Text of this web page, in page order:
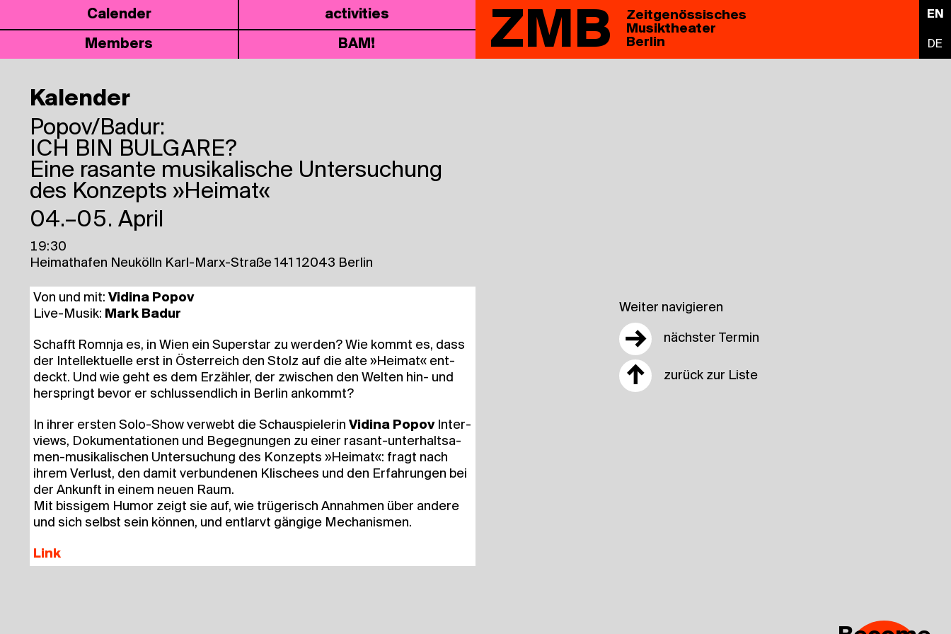
Calen­der
acti­vi­ties
Mem­bers
BAM!
EN
DE
ZMB
Zeitgenössisches
Musiktheater
Berlin
Weiter navigieren
→ nächster Termin
↑ zurück zur Liste
Kalender
Popov/Badur:
ICH BIN BULGARE?
Eine rasante musikalische Untersuchung
des Konzepts »Heimat«
04.–05. April
19:30
Heimathafen Neukölln Karl-Marx-Straße 141 12043 Berlin
Von und mit:Vidi­na Popov
Live-Musik: Mark Badur
Schafft Romnja es, in Wien ein Super­star zu wer­den? Wie kommt es, dass
der Intel­lek­tu­el­le erst in Öster­reich den Stolz auf die alte »Hei­mat« ent­
deckt. Und wie geht es dem Erzäh­ler, der zwi­schen den Wel­ten hin- und
her­springt bevor er schluss­end­lich in Ber­lin ankommt?
In ihrer ers­ten Solo-Show ver­webt die Schau­spie­le­rinVidi­na PopovInter­
views, Doku­men­ta­tio­nen und Begeg­nun­gen zu einer rasant-unter­halt­sa­
men-musi­ka­li­schen Unter­su­chung des Kon­zepts »Hei­mat«: fragt nach
ihrem Ver­lust, den damit ver­bun­de­nen Kli­schees und den Erfah­run­gen bei
der Ankunft in einem neu­en Raum.
Mit bis­si­gem Humor zeigt sie auf, wie trü­ge­risch Annah­men über ande­re
und sich selbst sein kön­nen, und ent­larvt gän­gi­ge Mechanismen.
Link